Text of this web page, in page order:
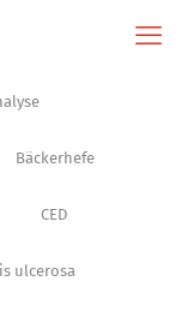
Bäckerhefe
CED
ulcerosa